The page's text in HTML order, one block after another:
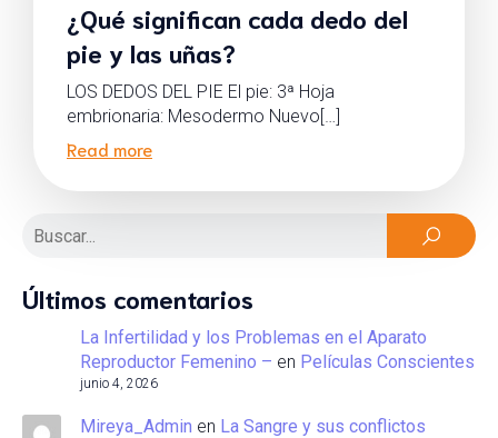
¿Qué significan cada dedo del
pie y las uñas?
LOS DEDOS DEL PIE El pie: 3ª Hoja
embrionaria: Mesodermo Nuevo[…]
Read more
Últimos comentarios
La Infertilidad y los Problemas en el Aparato
Reproductor Femenino – en Películas Conscientes
junio 4, 2026
Mireya_Admin en La Sangre y sus conflictos